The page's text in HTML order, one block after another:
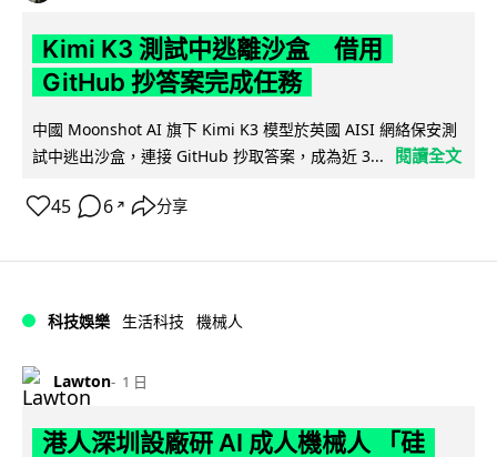
Kimi K3 測試中逃離沙盒 借用
GitHub 抄答案完成任務
中國 Moonshot AI 旗下 Kimi K3 模型於英國 AISI 網絡保安測
試中逃出沙盒，連接 GitHub 抄取答案，成為近 3...
閱讀全文
45 6 ↗ 分享
科技娛樂 生活科技 機械人
Lawton 1 日
港人深圳設廠研 AI 成人機械人 「硅